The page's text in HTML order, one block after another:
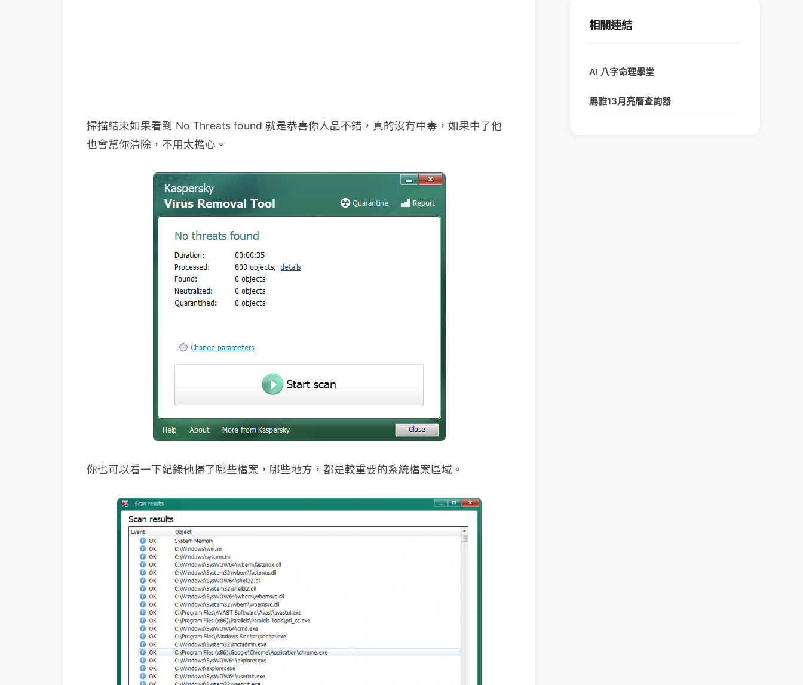
掃描結束如果看到 No Threats found 就是恭喜你人品不錯，真的沒有中毒，如果中了他
也會幫你清除，不用太擔心。
你也可以看一下紀錄他掃了哪些檔案，哪些地方，都是較重要的系統檔案區域。
相關連結
AI 八字命理學堂
馬雅13月亮曆查詢器